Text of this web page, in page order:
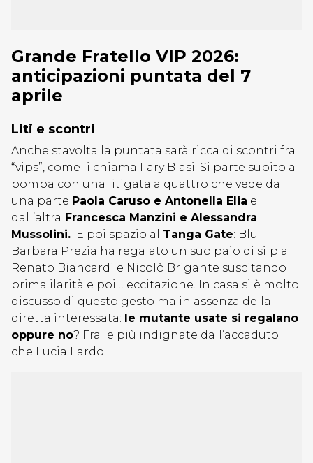
Grande Fratello VIP 2026:
anticipazioni puntata del 7
aprile
Liti e scontri
Anche stavolta la puntata sarà ricca di scontri fra
“vips”, come li chiama Ilary Blasi. Si parte subito a
bomba con una litigata a quattro che vede da
una parte Paola Caruso e Antonella Elia e
dall’altra Francesca Manzini e Alessandra
Mussolini. .E poi spazio al Tanga Gate: Blu
Barbara Prezia ha regalato un suo paio di silp a
Renato Biancardi e Nicolò Brigante suscitando
prima ilarità e poi… eccitazione. In casa si è molto
discusso di questo gesto ma in assenza della
diretta interessata: le mutante usate si regalano
oppure no? Fra le più indignate dall’accaduto
che Lucia Ilardo.